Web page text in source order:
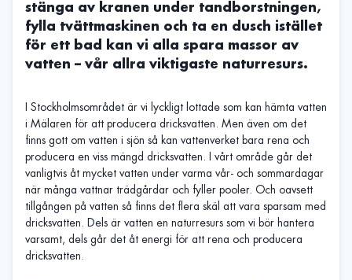
stänga av kranen under tandborstningen,
fylla tvättmaskinen och ta en dusch istället
för ett bad kan vi alla spara massor av
vatten – vår allra viktigaste naturresurs.
I Stockholmsområdet är vi lyckligt lottade som kan hämta vatten
i Mälaren för att producera dricksvatten. Men även om det
finns gott om vatten i sjön så kan vattenverket bara rena och
producera en viss mängd dricksvatten. I vårt område går det
vanligtvis åt mycket vatten under varma vår- och sommardagar
när många vattnar trädgårdar och fyller pooler. Och oavsett
tillgången på vatten så finns det flera skäl att vara sparsam med
dricksvatten. Dels är vatten en naturresurs som vi bör hantera
varsamt, dels går det åt energi för att rena och producera
dricksvatten.